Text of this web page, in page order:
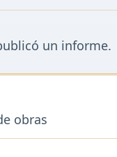
un informe.
obras